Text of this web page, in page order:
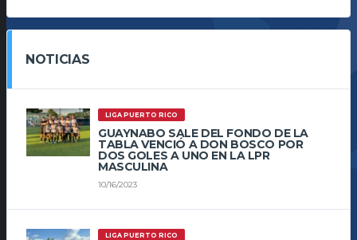
NOTICIAS
LIGA PUERTO RICO
GUAYNABO SALE DEL FONDO DE LA
TABLA VENCIÓ A DON BOSCO POR
DOS GOLES A UNO EN LA LPR
MASCULINA
10/16/2023
LIGA PUERTO RICO